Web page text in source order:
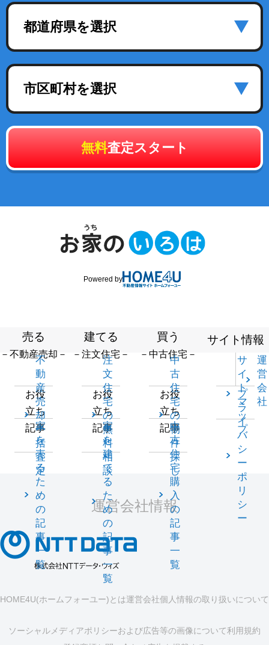
都道府県を選択
市区町村を選択
無料査定スタート
Powered by
売る
－不動産売却－
不
動
産
売
却
一
括
査
定
お役
立ち
記事
家
を
売
る
た
め
の
記
事
一
覧
建てる
－注文住宅－
注
文
住
宅
の
無
料
相
談
お役
立ち
記事
家
を
建
て
る
た
め
の
記
事
一
覧
買う
－中古住宅－
中
古
住
宅
の
物
件
探
し
お役
立ち
記事
中
古
住
宅
購
入
の
記
事
一
覧
サイト情報
サ
イ
ト
マ
ッ
プ
運
営
会
社
プ
ラ
イ
バ
シ
ー
ポ
リ
シ
ー
運営会社情報
HOME4U(ホームフォーユー)とは運営会社個人情報の取り扱いについて
ソーシャルメディアポリシーおよび広告等の画像について利用規約